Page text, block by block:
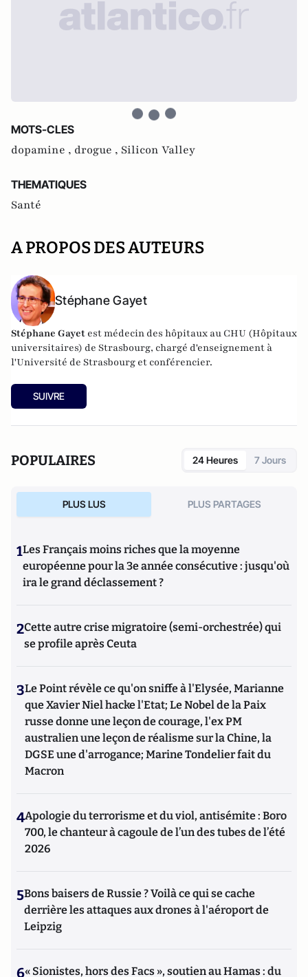
MOTS-CLES
dopamine , drogue , Silicon Valley
THEMATIQUES
Santé
A PROPOS DES AUTEURS
Stéphane Gayet
Stéphane Gayet est médecin des hôpitaux au CHU (Hôpitaux
universitaires) de Strasbourg, chargé d'enseignement à
l'Université de Strasbourg et conférencier.
SUIVRE
POPULAIRES 24 Heures 7 Jours
PLUS LUS PLUS PARTAGES
1Les Français moins riches que la moyenne
européenne pour la 3e année consécutive : jusqu'où
ira le grand déclassement ?
2Cette autre crise migratoire (semi-orchestrée) qui
se profile après Ceuta
3Le Point révèle ce qu'on sniffe à l'Elysée, Marianne
que Xavier Niel hacke l'Etat; Le Nobel de la Paix
russe donne une leçon de courage, l'ex PM
australien une leçon de réalisme sur la Chine, la
DGSE une d'arrogance; Marine Tondelier fait du
Macron
4Apologie du terrorisme et du viol, antisémite : Boro
700, le chanteur à cagoule de l’un des tubes de l’été
2026
5Bons baisers de Russie ? Voilà ce qui se cache
derrière les attaques aux drones à l'aéroport de
Leipzig
6« Sionistes, hors des Facs », soutien au Hamas : du